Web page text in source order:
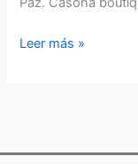
Leer más »